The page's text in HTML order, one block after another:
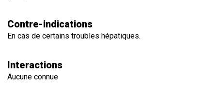
Contre-indications
En cas de certains troubles hépatiques.
Interactions
Aucune connue